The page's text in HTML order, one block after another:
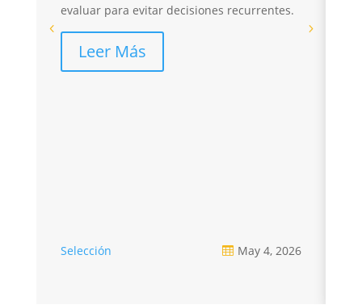
evaluar para evitar decisiones recurrentes.
Leer Más
Selección  May 4, 2026